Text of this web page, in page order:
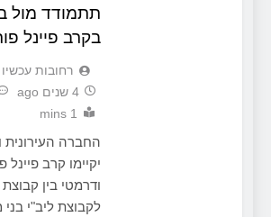
תתמודד מול
בקרב פיינל
‫רחובות עכשיו
4 שנים ago
1 mins
החברה העירונית
יקיימו קרב פיינל
ודרמטי בין
לקבוצת ליב"י בני